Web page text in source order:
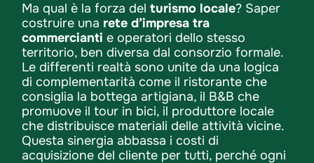
Ma qual è la forza delturismo locale? Saper
costruire una rete d’impresa tra
commercianti e operatori dello stesso
territorio, ben diversa dal consorzio formale.
Le differenti realtà sono unite da una logica
di complementarità come il ristorante che
consiglia la bottega artigiana, il B&B che
promuove il tour in bici, il produttore locale
che distribuisce materiali delle attività vicine.
Questa sinergia abbassa i costi di
acquisizione del cliente per tutti, perché ogni